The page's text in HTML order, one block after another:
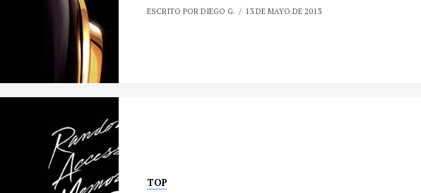
ESCRITO POR DIEGO G. 13 DE MAYO DE 2013
TOP